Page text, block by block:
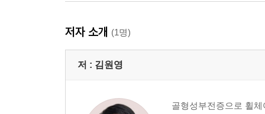
저자 소개 (1명)
저 : 김원영
골형성부전증으로 휠